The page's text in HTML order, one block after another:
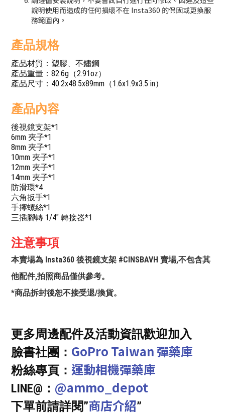
說明使用而造成的任何損壞不在 Insta360 的保固或更換服
務範圍內。
產品規格
產品材質：塑膠、不鏽鋼
產品重量：82.6g（2.91oz）
產品尺寸：40.2x48.5x89mm（1.6x1.9x3.5 in）
產品內容
後視鏡支架*1
6mm 夾子*1
8mm 夾子*1
10mm 夾子*1
12mm 夾子*1
14mm 夾子*1
防滑環*4
六角扳手*1
手擰螺絲*1
三插腳轉 1/4" 轉接器*1
注意事項
本賣場為 Insta360 後視鏡支架 #CINSBAVH 賣場,不包含其
他配件,拍照商品僅供參考。
*商品拆封後恕不接受退/換貨。
更多周邊配件及活動資訊歡迎加入
臉書社團： GoPro Taiwan 彈藥庫
粉絲專頁： 運動相機彈藥庫
LINE@： @ammo_depot
下單前請詳閱”商店介紹”